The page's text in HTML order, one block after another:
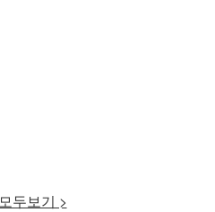
모두보기 >